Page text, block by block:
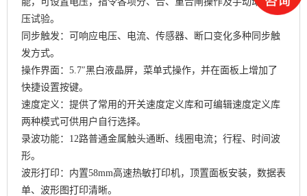
压试验。
同步触发：可响应电压、电流、传感器、断口变化多种同步触
发方式。
操作界面：5.7″黑白液晶屏，菜单式操作，并在面板上增加了
快捷设置按键。
速度定义：提供了常用的开关速度定义库和可编辑速度定义库
两种模式可供用户自行选择。
录波功能：12路普通金属触头通断、线圈电流；行程、时间波
形。
波形打印：内置58mm高速热敏打印机，顶置面板安装，数据表
单、波形图打印清晰。